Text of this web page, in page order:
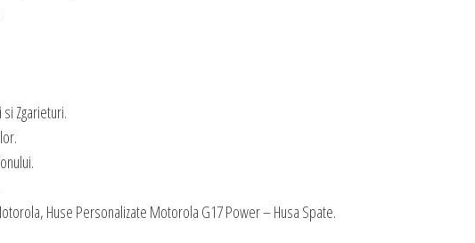
Zgarieturi.
Huse Personalizate Motorola G17 Power – Husa Spate.